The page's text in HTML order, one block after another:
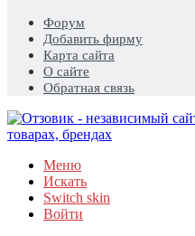
Форум
Добавить фирму
Карта сайта
О сайте
Обратная связь
Меню
Искать
Switch skin
Войти